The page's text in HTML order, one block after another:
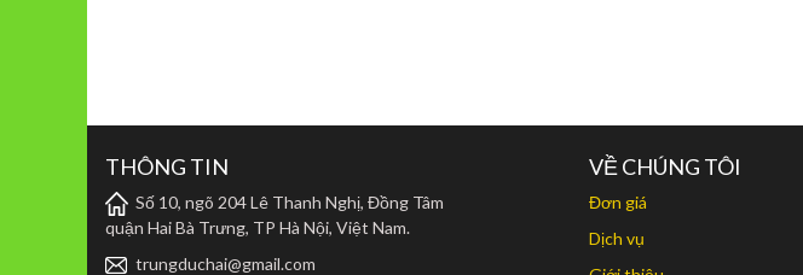
THÔNG TIN
Số 10, ngõ 204 Lê Thanh Nghị, Đồng Tâm
quận Hai Bà Trưng, TP Hà Nội, Việt Nam.
trungduchai@gmail.com
VỀ CHÚNG TÔI
Đơn giá
Dịch vụ